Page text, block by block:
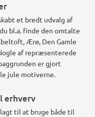
et bredt udvalg af
bl.a. finde den omtalte
Ærø, Den Gamle
af repræsenterede
er gjort
jule motiverne.
erhverv
til at bruge både til